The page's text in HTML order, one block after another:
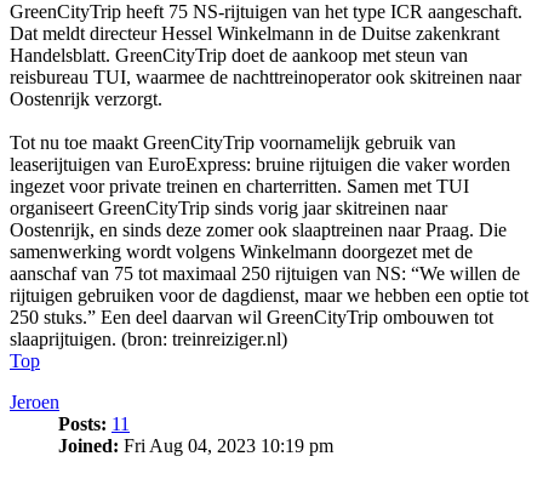
GreenCityTrip heeft 75 NS-rijtuigen van het type ICR aangeschaft.
Dat meldt directeur Hessel Winkelmann in de Duitse zakenkrant
Handelsblatt. GreenCityTrip doet de aankoop met steun van
reisbureau TUI, waarmee de nachttreinoperator ook skitreinen naar
Oostenrijk verzorgt.
Tot nu toe maakt GreenCityTrip voornamelijk gebruik van
leaserijtuigen van EuroExpress: bruine rijtuigen die vaker worden
ingezet voor private treinen en charterritten. Samen met TUI
organiseert GreenCityTrip sinds vorig jaar skitreinen naar
Oostenrijk, en sinds deze zomer ook slaaptreinen naar Praag. Die
samenwerking wordt volgens Winkelmann doorgezet met de
aanschaf van 75 tot maximaal 250 rijtuigen van NS: “We willen de
rijtuigen gebruiken voor de dagdienst, maar we hebben een optie tot
250 stuks.” Een deel daarvan wil GreenCityTrip ombouwen tot
slaaprijtuigen. (bron: treinreiziger.nl)
Top
Jeroen
Posts: 11
Joined: Fri Aug 04, 2023 10:19 pm